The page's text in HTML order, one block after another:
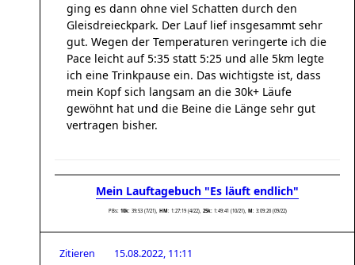
ging es dann ohne viel Schatten durch den
Gleisdreieckpark. Der Lauf lief insgesammt sehr
gut. Wegen der Temperaturen veringerte ich die
Pace leicht auf 5:35 statt 5:25 und alle 5km legte
ich eine Trinkpause ein. Das wichtigste ist, dass
mein Kopf sich langsam an die 30k+ Läufe
gewöhnt hat und die Beine die Länge sehr gut
vertragen bisher.
Mein Lauftagebuch "Es läuft endlich"
PBs: 10k: 39:53 (7/21), HM: 1:27:19 (4/22), 25k:1:49:41 (10/21), M: 3:09:26 (09/22)
Zitieren 15.08.2022, 11:11